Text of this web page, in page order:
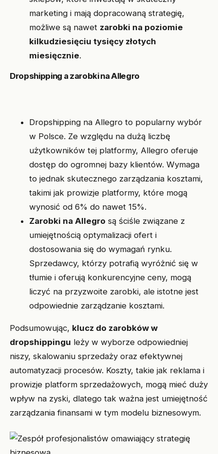
marketing i mają dopracowaną strategię,
możliwe są nawet zarobki na poziomie
kilkudziesięciu tysięcy złotych
miesięcznie.
Dropshipping a zarobki na Allegro
Dropshipping na Allegro to popularny wybór
w Polsce. Ze względu na dużą liczbę
użytkowników tej platformy, Allegro oferuje
dostęp do ogromnej bazy klientów. Wymaga
to jednak skutecznego zarządzania kosztami,
takimi jak prowizje platformy, które mogą
wynosić od 6% do nawet 15%.
Zarobki na Allegro są ściśle związane z
umiejętnością optymalizacji ofert i
dostosowania się do wymagań rynku.
Sprzedawcy, którzy potrafią wyróżnić się w
tłumie i oferują konkurencyjne ceny, mogą
liczyć na przyzwoite zarobki, ale istotne jest
odpowiednie zarządzanie kosztami.
Podsumowując, klucz do zarobków w
dropshippingu leży w wyborze odpowiedniej
niszy, skalowaniu sprzedaży oraz efektywnej
automatyzacji procesów. Koszty, takie jak reklama i
prowizje platform sprzedażowych, mogą mieć duży
wpływ na zyski, dlatego tak ważna jest umiejętność
zarządzania finansami w tym modelu biznesowym.